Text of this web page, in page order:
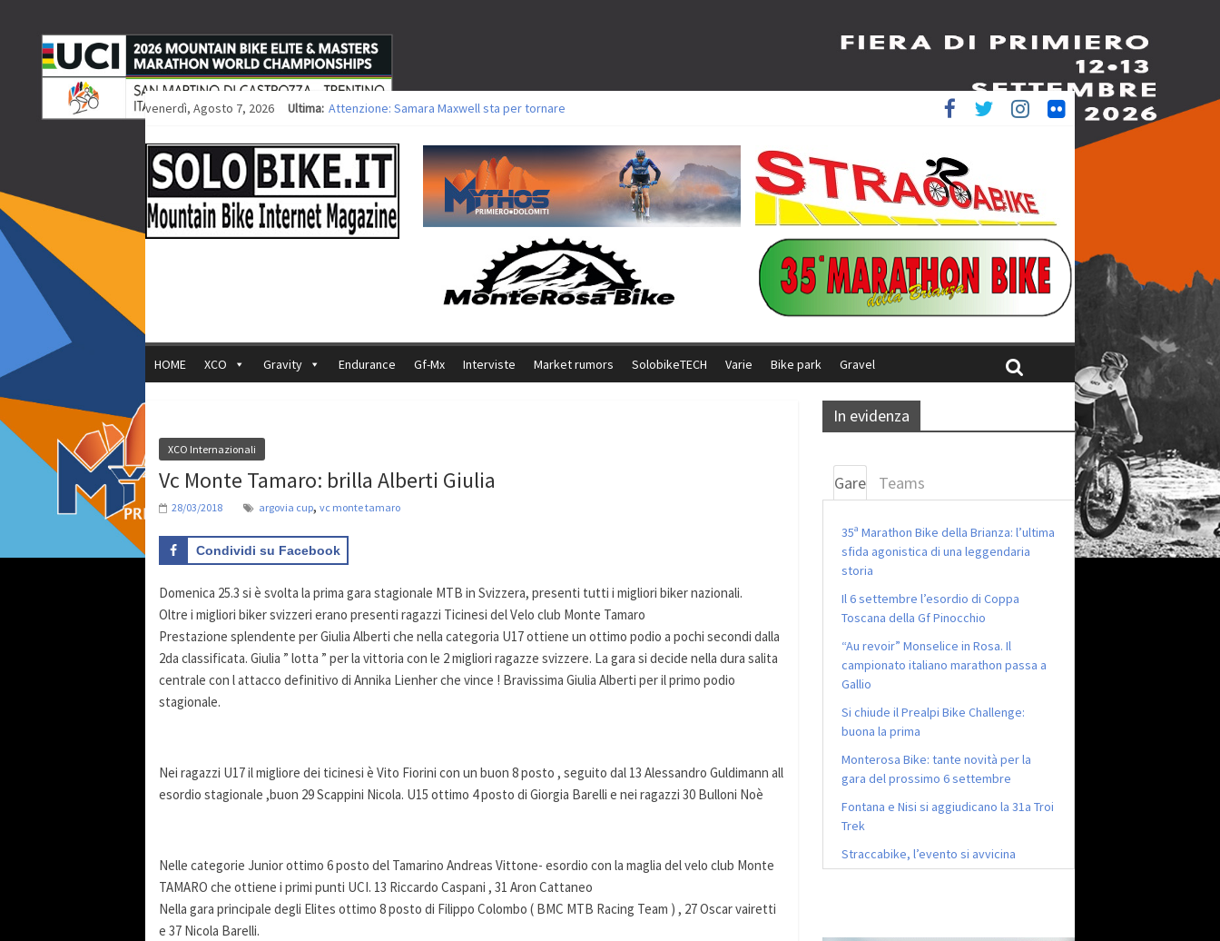
venerdì, Agosto 7, 2026 Ultima: Attenzione: Samara Maxwell sta per tornare
Europei XCO: vittorie per Ghibaudo, Grossmann e Gallis. Signorelli 5^ la migliore tra gli italiani
35ª Marathon Bike della Brianza: l’ultima sfida agonistica di una leggendaria storia
Europei MTB: il Team Relay firma il secondo argento azzurro a Monteceneri
HOME XCO Gravity Endurance Gf-Mx Interviste Market rumors SolobikeTECH Varie Bike park Gravel
XCO Internazionali
Vc Monte Tamaro: brilla Alberti Giulia
28/03/2018 argovia cup, vc monte tamaro
Condividi su Facebook
Domenica 25.3 si è svolta la prima gara stagionale MTB in Svizzera, presenti tutti i migliori biker nazionali.
Oltre i migliori biker svizzeri erano presenti ragazzi Ticinesi del Velo club Monte Tamaro
Prestazione splendente per Giulia Alberti che nella categoria U17 ottiene un ottimo podio a pochi secondi dalla
2da classificata. Giulia ” lotta ” per la vittoria con le 2 migliori ragazze svizzere. La gara si decide nella dura salita
centrale con l attacco definitivo di Annika Lienher che vince ! Bravissima Giulia Alberti per il primo podio
stagionale.
Nei ragazzi U17 il migliore dei ticinesi è Vito Fiorini con un buon 8 posto , seguito dal 13 Alessandro Guldimann all
esordio stagionale ,buon 29 Scappini Nicola. U15 ottimo 4 posto di Giorgia Barelli e nei ragazzi 30 Bulloni Noè
Nelle categorie Junior ottimo 6 posto del Tamarino Andreas Vittone- esordio con la maglia del velo club Monte
TAMARO che ottiene i primi punti UCI. 13 Riccardo Caspani , 31 Aron Cattaneo
Nella gara principale degli Elites ottimo 8 posto di Filippo Colombo ( BMC MTB Racing Team ) , 27 Oscar vairetti
e 37 Nicola Barelli.
In evidenza
Gare Teams
35ª Marathon Bike della Brianza: l’ultima
sfida agonistica di una leggendaria
storia
Il 6 settembre l’esordio di Coppa
Toscana della Gf Pinocchio
“Au revoir” Monselice in Rosa. Il
campionato italiano marathon passa a
Gallio
Si chiude il Prealpi Bike Challenge:
buona la prima
Monterosa Bike: tante novità per la
gara del prossimo 6 settembre
Fontana e Nisi si aggiudicano la 31a Troi
Trek
Straccabike, l’evento si avvicina